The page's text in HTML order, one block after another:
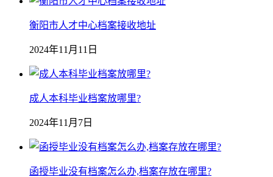
衡阳市人才中心档案接收地址
2024年11月11日
成人本科毕业档案放哪里?
2024年11月7日
函授毕业没有档案怎么办,档案存放在哪里?